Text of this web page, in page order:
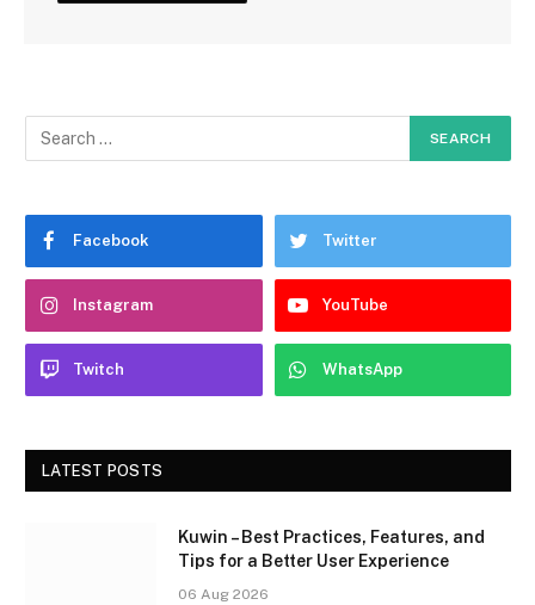
Facebook Twitter
Instagram YouTube
Twitch WhatsApp
LATEST POSTS
Kuwin – Best Practices, Features, and
Tips for a Better User Experience
06 Aug 2026